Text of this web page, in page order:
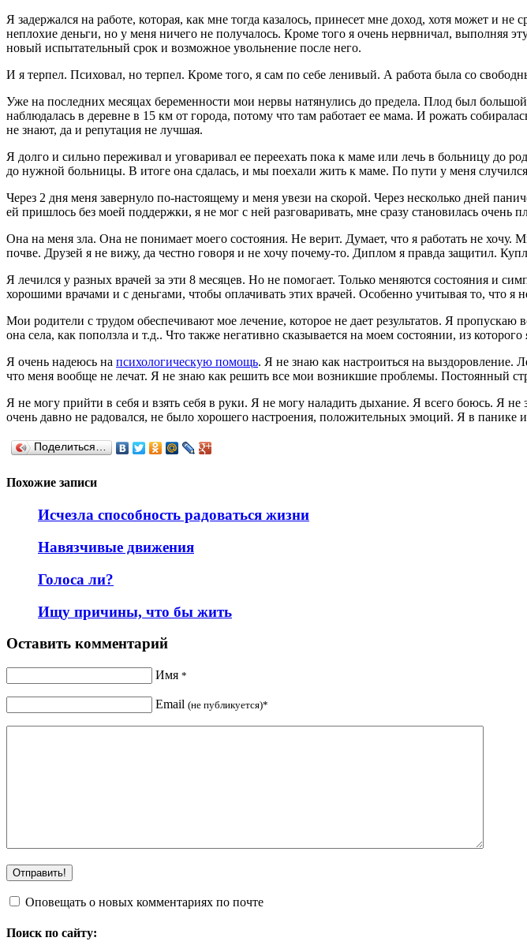
Я задержался на работе, которая, как мне тогда казалось, принесет мне доход, хотя может и
неплохие деньги, но у меня ничего не получалось. Кроме того я очень нервничал, выполняя
новый испытательный срок и возможное увольнение после него.
И я терпел. Психовал, но терпел. Кроме того, я сам по себе ленивый. А работа была со
Уже на последних месяцах беременности мои нервы натянулись до предела. Плод был
наблюдалась в деревне в 15 км от города, потому что там работает ее мама. И рожать
не знают, да и репутация не лучшая.
Я долго и сильно переживал и уговаривал ее переехать пока к маме или лечь в больницу до
до нужной больницы. В итоге она сдалась, и мы поехали жить к маме. По пути у меня
Через 2 дня меня завернуло по-настоящему и меня увези на скорой. Через несколько дней
ей пришлось без моей поддержки, я не мог с ней разговаривать, мне сразу становилась
Она на меня зла. Она не понимает моего состояния. Не верит. Думает, что я работать не
почве. Друзей я не вижу, да честно говоря и не хочу почему-то. Диплом я правда защитил.
Я лечился у разных врачей за эти 8 месяцев. Но не помогает. Только меняются состояния и
хорошими врачами и с деньгами, чтобы оплачивать этих врачей. Особенно учитывая то, что я
Мои родители с трудом обеспечивают мое лечение, которое не дает результатов. Я
она села, как поползла и т.д.. Что также негативно сказывается на моем состоянии, из
Я очень надеюсь на психологическую помощь. Я не знаю как настроиться на выздоровление.
что меня вообще не лечат. Я не знаю как решить все мои возникшие проблемы. Постоянный
Я не могу прийти в себя и взять себя в руки. Я не могу наладить дыхание. Я всего боюсь. Я
очень давно не радовался, не было хорошего настроения, положительных эмоций. Я в
Поделиться…
Похожие записи
Исчезла способность радоваться жизни
Навязчивые движения
Голоса ли?
Ищу причины, что бы жить
Оставить комментарий
Имя *
Email (не публикуется)*
Оповещать о новых комментариях по почте
Поиск по сайту: